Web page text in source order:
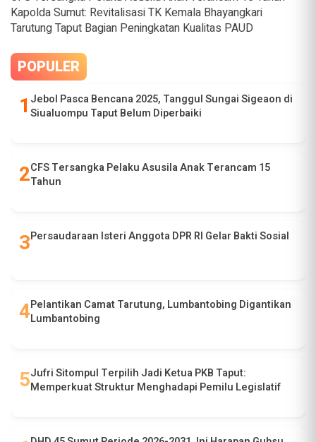
Kapolda Sumut: Revitalisasi TK Kemala Bhayangkari
Tarutung Taput Bagian Peningkatan Kualitas PAUD
POPULER
Jebol Pasca Bencana 2025, Tanggul Sungai Sigeaon di
Siualuompu Taput Belum Diperbaiki
CFS Tersangka Pelaku Asusila Anak Terancam 15
Tahun
Persaudaraan Isteri Anggota DPR RI Gelar Bakti Sosial
Pelantikan Camat Tarutung, Lumbantobing Digantikan
Lumbantobing
Jufri Sitompul Terpilih Jadi Ketua PKB Taput:
Memperkuat Struktur Menghadapi Pemilu Legislatif